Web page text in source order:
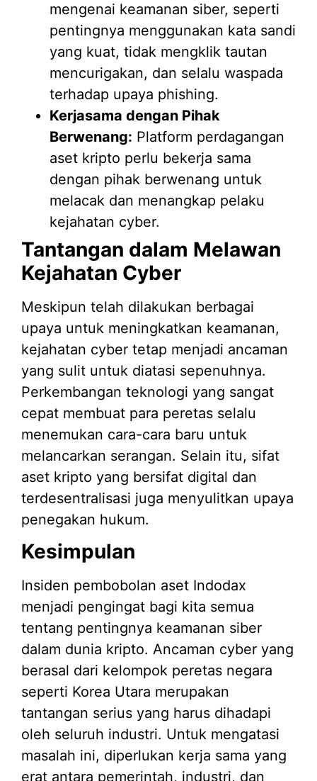
mengenai keamanan siber, seperti
pentingnya menggunakan kata sandi
yang kuat, tidak mengklik tautan
mencurigakan, dan selalu waspada
terhadap upaya phishing.
Kerjasama dengan Pihak
Berwenang: Platform perdagangan
aset kripto perlu bekerja sama
dengan pihak berwenang untuk
melacak dan menangkap pelaku
kejahatan cyber.
Tantangan dalam Melawan
Kejahatan Cyber
Meskipun telah dilakukan berbagai
upaya untuk meningkatkan keamanan,
kejahatan cyber tetap menjadi ancaman
yang sulit untuk diatasi sepenuhnya.
Perkembangan teknologi yang sangat
cepat membuat para peretas selalu
menemukan cara-cara baru untuk
melancarkan serangan. Selain itu, sifat
aset kripto yang bersifat digital dan
terdesentralisasi juga menyulitkan upaya
penegakan hukum.
Kesimpulan
Insiden pembobolan aset Indodax
menjadi pengingat bagi kita semua
tentang pentingnya keamanan siber
dalam dunia kripto. Ancaman cyber yang
berasal dari kelompok peretas negara
seperti Korea Utara merupakan
tantangan serius yang harus dihadapi
oleh seluruh industri. Untuk mengatasi
masalah ini, diperlukan kerja sama yang
erat antara pemerintah, industri, dan